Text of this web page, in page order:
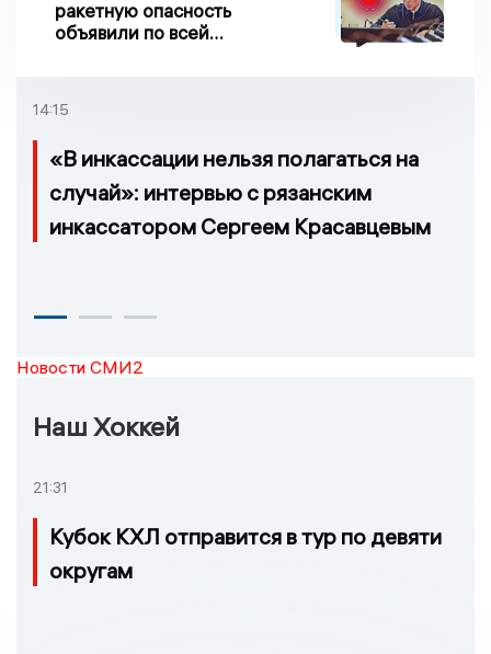
ракетную опасность
объявили по всей
14:15
«В инкассации нельзя полагаться на
случай»: интервью с рязанским
инкассатором Сергеем Красавцевым
Новости СМИ2
Наш Хоккей
21:31
Кубок КХЛ отправится в тур по девяти
округам